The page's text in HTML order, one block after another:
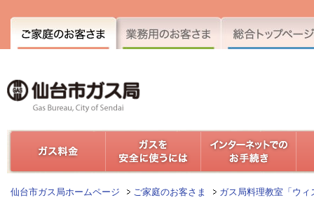
仙台市ガス局ホームページ ご家庭のお客さま ガス局料理教室「ウィ